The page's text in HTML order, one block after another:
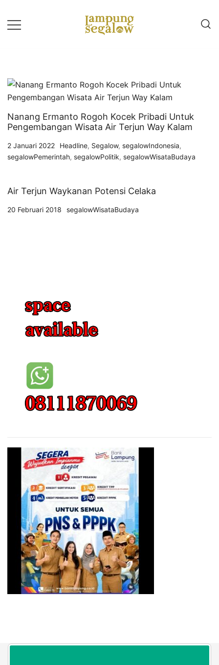
ke
konten
Nanang Ermanto Rogoh Kocek Pribadi Untuk
Pengembangan Wisata Air Terjun Way Kalam
2 Januari 2022 Headline, Segalow, segalowIndonesia,
segalowPemerintah, segalowPolitik, segalowWisataBudaya
Air Terjun Waykanan Potensi Celaka
20 Februari 2018 segalowWisataBudaya